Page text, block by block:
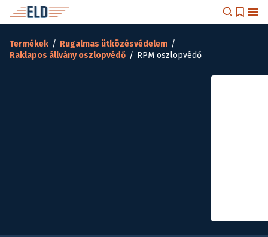
Termékek / Rugalmas ütközésvédelem /
Raklapos állvány oszlopvédő / RPM oszlopvédő